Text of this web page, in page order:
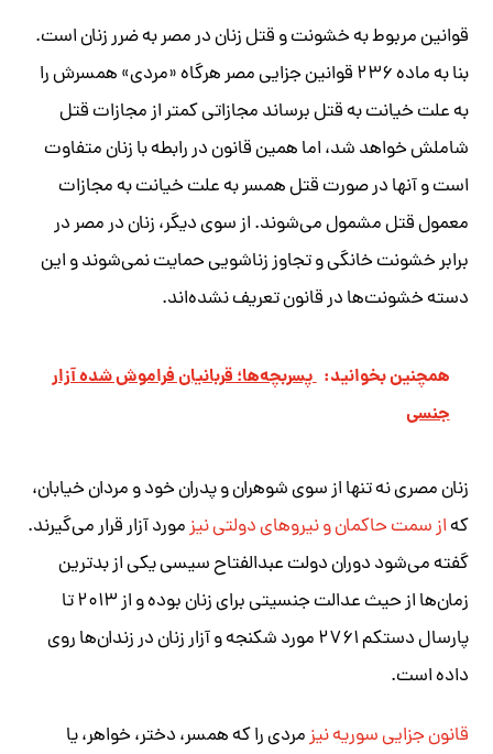
قوانین مربوط به خشونت و قتل زنان در مصر به ضرر زنان است.
بنا به ماده ۲۳۶ قوانین جزایی مصر هرگاه «مردی» همسرش را
به علت خیانت به قتل برساند مجازاتی کمتر از مجازات قتل
شاملش خواهد شد، اما همین قانون در رابطه با زنان متفاوت
است و آنها در صورت قتل همسر به علت خیانت به مجازات
معمول قتل مشمول می‌شوند. از سوی دیگر، زنان در مصر در
برابر خشونت خانگی و تجاوز زناشویی حمایت نمی‌شوند و این
دسته خشونت‌ها در قانون تعریف نشده‌اند.
همچنین بخوانید: پسربچه‌ها؛ قربانیان فراموش شده آزار
جنسی
زنان مصری نه تنها از سوی شوهران و پدران خود و مردان خیابان،
کهاز سمت حاکمان و نیروهای دولتی نیزمورد آزار قرار می‌گیرند.
گفته می‌شود دوران دولت عبدالفتاح سیسی یکی از بدترین
زمان‌ها از حیث عدالت جنسیتی برای زنان بوده و از ۲۰۱۳ تا
پارسال دستکم ۲۷۶۱ مورد شکنجه و آزار زنان در زندان‌ها روی
داده است.
قانون جزایی سوریه نیزمردی را که همسر، دختر، خواهر، یا